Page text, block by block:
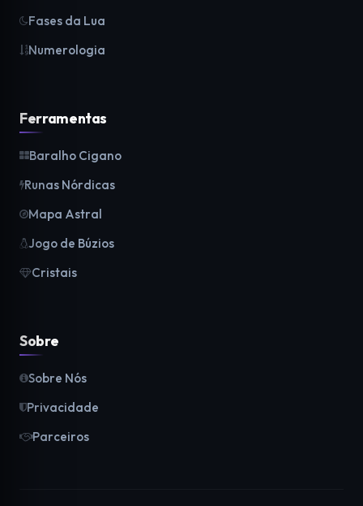
Fases da Lua
Numerologia
Ferramentas
Baralho Cigano
Runas Nórdicas
Mapa Astral
Jogo de Búzios
Cristais
Sobre
Sobre Nós
Privacidade
Parceiros